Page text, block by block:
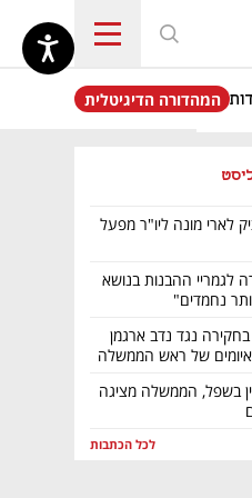
נפתח בכרטיסייה חדשה
המהדורה הדיגיטלית
לארי מונה ליו"ר מפעל
לגמריי ההבנות בנושא
נחמדים"
נגד נדב ארגמן
של ראש הממשלה
בשפל, הממשלה מציגה
לכל הכתבות